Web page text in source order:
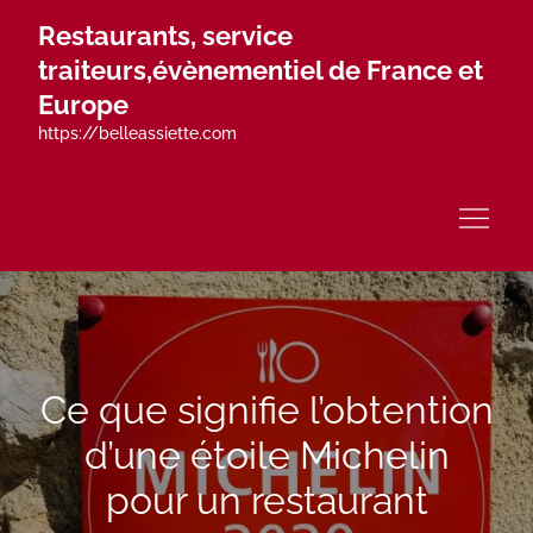
content
Restaurants, service
traiteurs,évènementiel de France et
Europe
https://belleassiette.com
Ce que signifie l’obtention
d’une étoile Michelin
pour un restaurant